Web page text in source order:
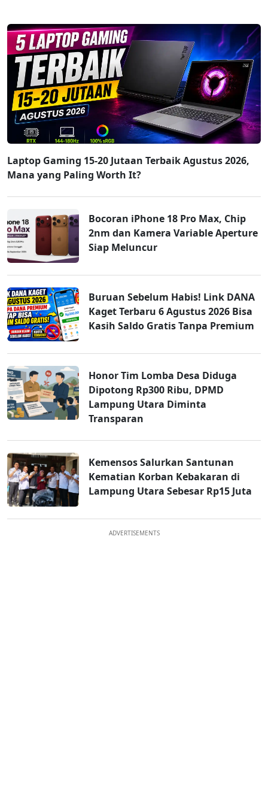
Laptop Gaming 15-20 Jutaan Terbaik Agustus 2026,
Mana yang Paling Worth It?
Bocoran iPhone 18 Pro Max, Chip
2nm dan Kamera Variable Aperture
Siap Meluncur
Buruan Sebelum Habis! Link DANA
Kaget Terbaru 6 Agustus 2026 Bisa
Kasih Saldo Gratis Tanpa Premium
Honor Tim Lomba Desa Diduga
Dipotong Rp300 Ribu, DPMD
Lampung Utara Diminta
Transparan
Kemensos Salurkan Santunan
Kematian Korban Kebakaran di
Lampung Utara Sebesar Rp15 Juta
ADVERTISEMENTS